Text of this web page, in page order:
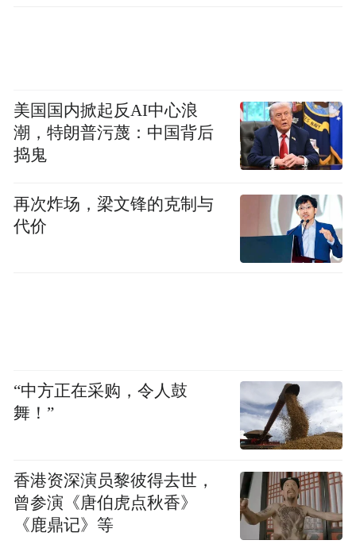
美国国内掀起反AI中心浪
潮，特朗普污蔑：中国背后
捣鬼
再次炸场，梁文锋的克制与
代价
“中方正在采购，令人鼓
舞！”
香港资深演员黎彼得去世，
曾参演《唐伯虎点秋香》
《鹿鼎记》等